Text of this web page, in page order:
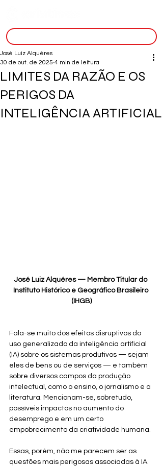
LIMITES DA RAZÃO E OS
PERIGOS DA
INTELIGÊNCIA ARTIFICIAL
José Luiz Alquéres
30 de out. de 2025 4 min de leitura
José Luiz Alquéres — Membro Titular do
Instituto Histórico e Geográfico Brasileiro
(IHGB)
Fala-se muito dos efeitos disruptivos do
uso generalizado da inteligência artificial
(IA) sobre os sistemas produtivos — sejam
eles de bens ou de serviços — e também
sobre diversos campos da produção
intelectual, como o ensino, o jornalismo e a
literatura. Mencionam-se, sobretudo,
possíveis impactos no aumento do
desemprego e em um certo
empobrecimento da criatividade humana.
Essas, porém, não me parecem ser as
questões mais perigosas associadas à IA.